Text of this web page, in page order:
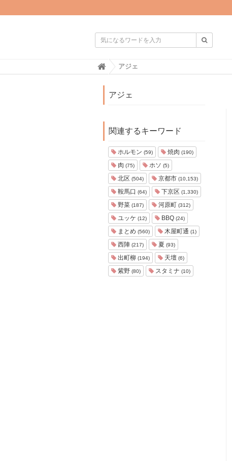
H
アジェ
アジェ
関連するキーワード
ホルモン (59) 焼肉 (190)
肉 (75) ホソ (5)
北区 (504) 京都市 (10,153)
鞍馬口 (64) 下京区 (1,330)
野菜 (187) 河原町 (312)
ユッケ (12) BBQ (24)
まとめ (560) 木屋町通 (1)
西陣 (217) 夏 (93)
出町柳 (194) 天壇 (6)
紫野 (80) スタミナ (10)